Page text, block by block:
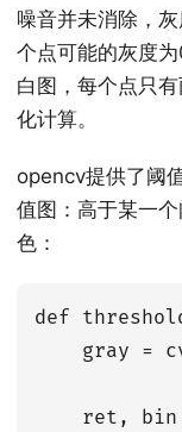
噪音并未消除，
个点可能的灰度
白图，每个点只
化计算。
opencv提供了阈
值图：高于某一
色：
def
gray =
ret,